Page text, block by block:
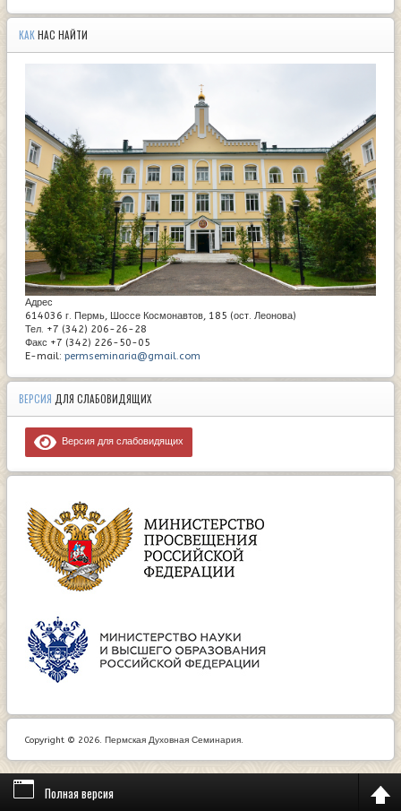
КАКНАС НАЙТИ
Адрес
614036 г. Пермь, Шоссе Космонавтов, 185 (ост. Леонова)
Тел. +7 (342) 206-26-28
Факс +7 (342) 226-50-05
E-mail: permseminaria@gmail.com
ВЕРСИЯ ДЛЯ СЛАБОВИДЯЩИХ
Версия для слабовидящих
Copyright © 2026. Пермская Духовная Семинария.
Полная версия